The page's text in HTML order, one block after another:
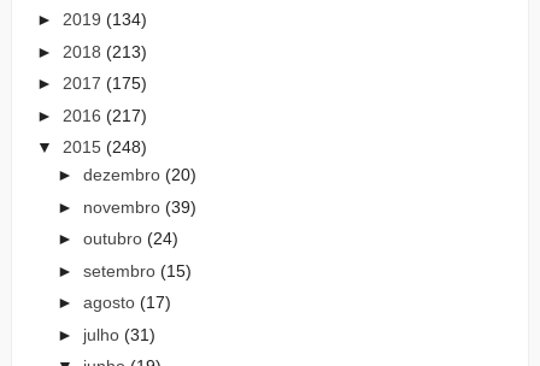
► 2019 (134)
► 2018 (213)
► 2017 (175)
► 2016 (217)
▼ 2015 (248)
► dezembro (20)
► novembro (39)
► outubro (24)
► setembro (15)
► agosto (17)
► julho (31)